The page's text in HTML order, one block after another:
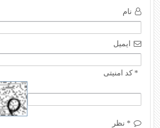
نام
ایمیل
* کد امنیتی
* نظر